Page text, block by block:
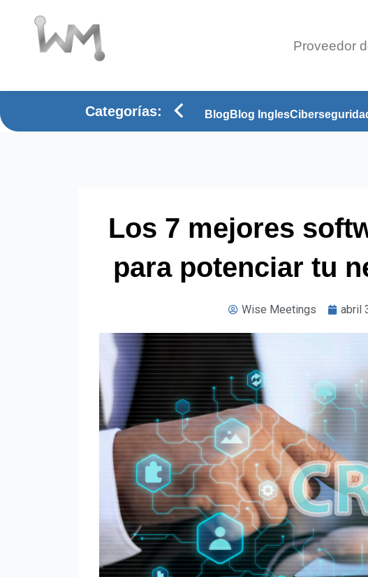
contenido
Proveedor
Categorías: Blog Blog Ingles
Los 7 mejores
para potenciar tu
Wise Meetings abril